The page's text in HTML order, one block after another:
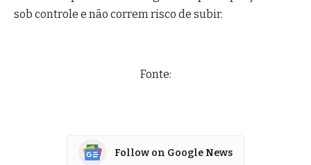
sob controle e não correm risco de subir.
Fonte:
Follow on Google News